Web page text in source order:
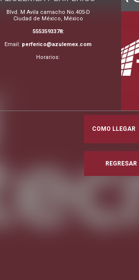
Blvd. M Avila camacho No.405-D
Ciudad de México, México
5553593378:
Email: perferico@azulemex.com
Horarios:
COMO LLEGAR
REGRESAR